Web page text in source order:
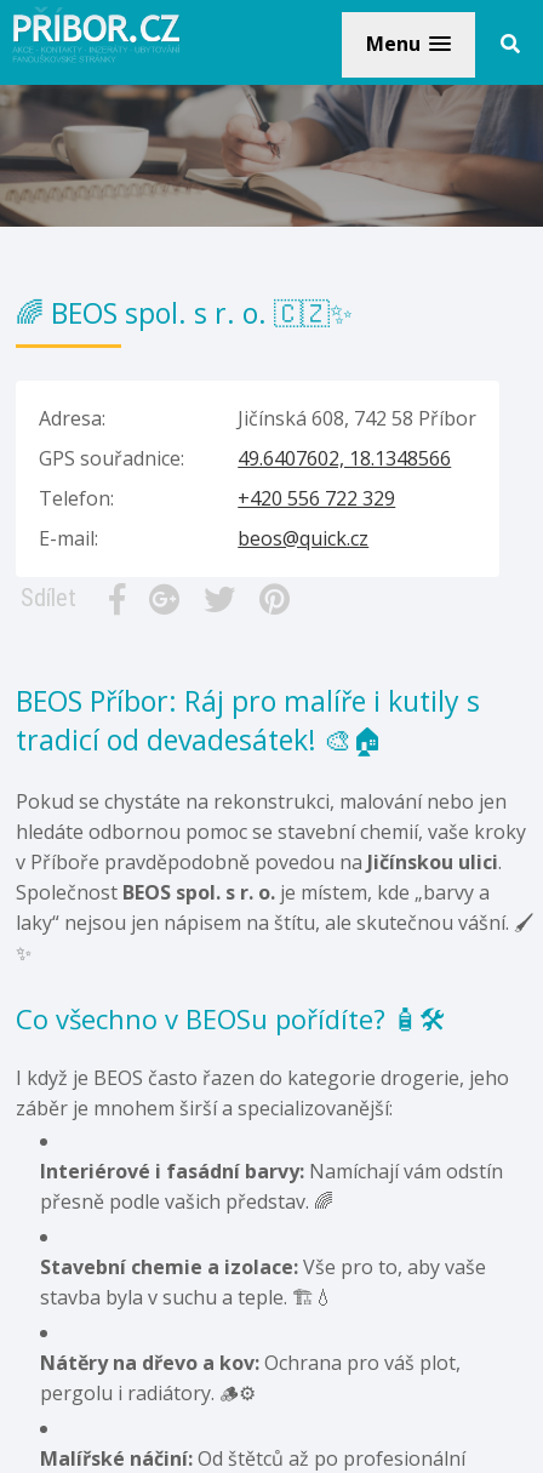
Menu
🌈 BEOS spol. s r. o. 🇨🇿✨
Adresa:
Jičínská 608, 742 58 Příbor
GPS souřadnice:
49.6407602, 18.1348566
Telefon:
+420 556 722 329
E-mail:
beos@quick.cz
Sdílet
BEOS Příbor: Ráj pro malíře i kutily s
tradicí od devadesátek! 🎨🏠
Pokud se chystáte na rekonstrukci, malování nebo jen
hledáte odbornou pomoc se stavební chemií, vaše kroky
v Příboře pravděpodobně povedou na Jičínskou ulici.
Společnost BEOS spol. s r. o. je místem, kde „barvy a
laky“ nejsou jen nápisem na štítu, ale skutečnou vášní. 🖌️
✨
Co všechno v BEOSu pořídíte? 🧴🛠️
I když je BEOS často řazen do kategorie drogerie, jeho
záběr je mnohem širší a specializovanější:
Interiérové i fasádní barvy: Namíchají vám odstín
přesně podle vašich představ. 🌈
Stavební chemie a izolace:Vše pro to, aby vaše
stavba byla v suchu a teple. 🏗️💧
Nátěry na dřevo a kov:Ochrana pro váš plot,
pergolu i radiátory. 🪵⚙️
Malířské náčiní:Od štětců až po profesionální